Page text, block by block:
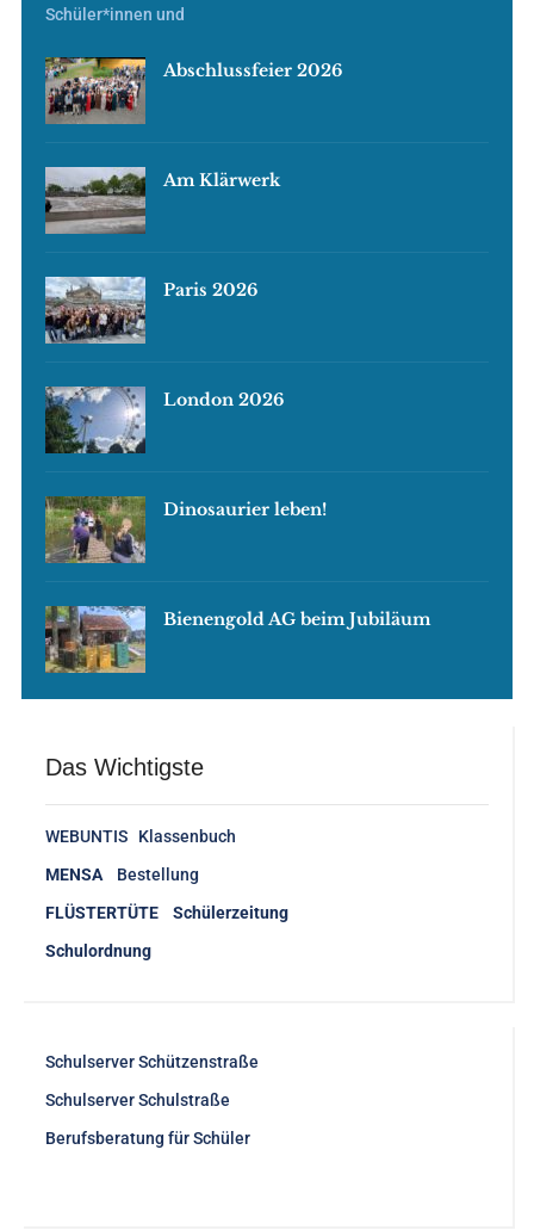
Schüler*innen und
Abschlussfeier 2026
Am Klärwerk
Paris 2026
London 2026
Dinosaurier leben!
Bienengold AG beim Jubiläum
Das Wichtigste
WEBUNTIS Klassenbuch
MENSA Bestellung
FLÜSTERTÜTE Schülerzeitung
Schulordnung
Schulserver Schützenstraße
Schulserver Schulstraße
Berufsberatung für Schüler